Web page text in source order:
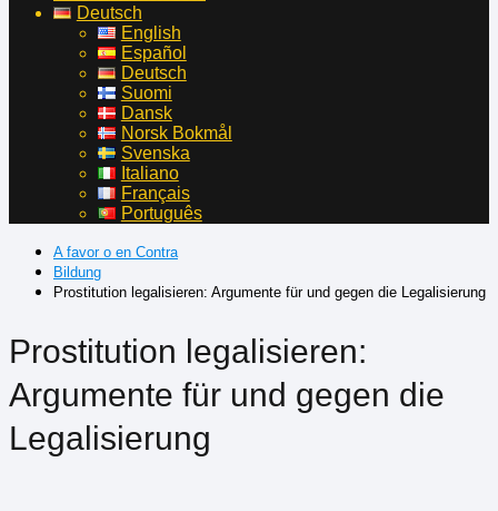
Deutsch
English
Español
Deutsch
Suomi
Dansk
Norsk Bokmål
Svenska
Italiano
Français
Português
A favor o en Contra
Bildung
Prostitution legalisieren: Argumente für und gegen die Legalisierung
Prostitution legalisieren:
Argumente für und gegen die
Legalisierung